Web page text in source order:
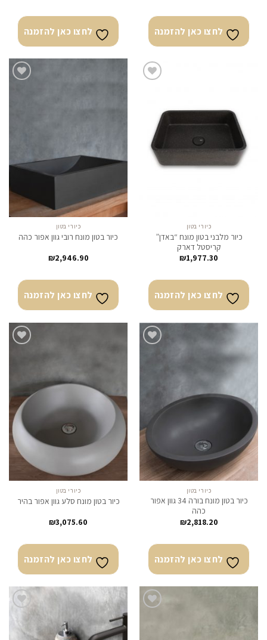
לחצו כאן להזמנה לחצו כאן להזמנה
להזמנה
כיורי בטון
כיור מלבני בטון מונח “באדן”
קריסטל דארק
₪1,977.30
לחצו כאן להזמנה
כיורי בטון
כיור בטון מונח רובי גוון אפור כהה
₪2,946.90
לחצו כאן להזמנה
כיורי בטון
כיור בטון מונח בורה 34 גוון אפור
כהה
₪2,818.20
לחצו כאן להזמנה
כיורי בטון
כיור בטון מונח סלע גוון אפור בהיר
₪3,075.60
לחצו כאן להזמנה